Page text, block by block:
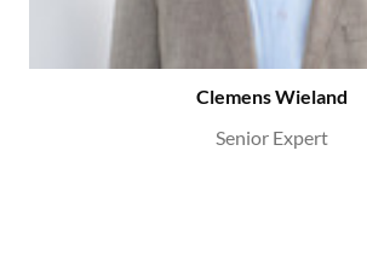
Clemens Wieland
Senior Expert